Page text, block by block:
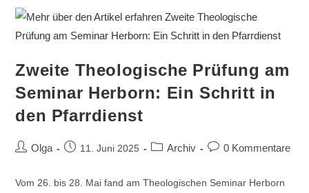
Zweite Theologische Prüfung am
Seminar Herborn: Ein Schritt in
den Pfarrdienst
Olga 11. Juni 2025 Archiv 0 Kommentare
Vom 26. bis 28. Mai fand am Theologischen Seminar Herborn